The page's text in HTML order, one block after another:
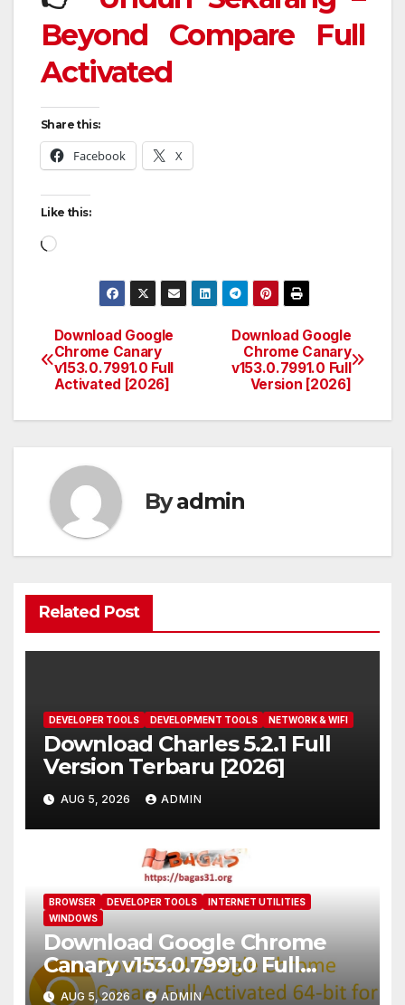
Beyond Compare Full
Activated
Share this:
Facebook X
Like this:
Loading…
Post
navigation
Download Google
Chrome Canary
v153.0.7991.0 Full
Version [2026]
Download Google
Chrome Canary
v153.0.7991.0 Full
Activated [2026]
Byadmin
Related Post
DEVELOPER TOOLS DEVELOPMENT TOOLS NETWORK & WIFI
Download Charles 5.2.1 Full
Version Terbaru [2026]
AUG 5, 2026 ADMIN
BROWSER DEVELOPER TOOLS
INTERNET UTILITIES
WINDOWS
Download Google Chrome
Canary v153.0.7991.0 Full
Activated [2026]
AUG 5, 2026 ADMIN